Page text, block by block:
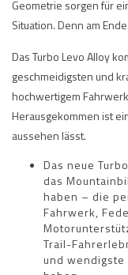
Geometrie sorgen für
Situation. Denn am
Das Turbo Levo Alloy
geschmeidigsten und
hochwertigem
Herausgekommen ist
aussehen lässt.
Das neue
das
haben – die
Fahrwerk,
Trail-
und wendigste